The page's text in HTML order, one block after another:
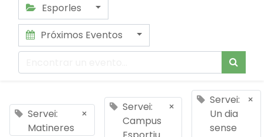
Esporles
Próximos Eventos
Servei:
Matineres
×
Servei:
Campus
×
Servei:
Un dia
sense
×